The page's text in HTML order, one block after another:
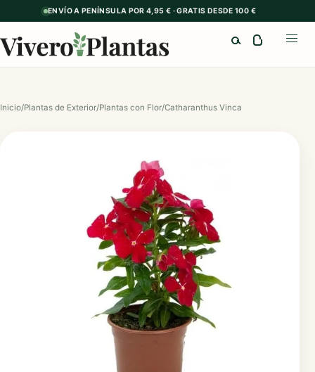
ENVÍO A PENÍNSULA POR 4,95 € · GRATIS DESDE 100 €
Inicio/Plantas de Exterior/Plantas con Flor/Catharanthus Vinca